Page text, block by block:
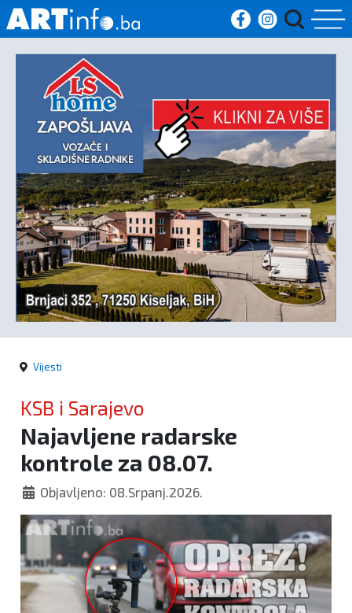
Početna
Vijesti
Sport
Kultura
Crna
kronika
Politika
Vijesti
KSB i Sarajevo
Najavljene radarske
kontrole za 08.07.
Objavljeno: 08.Srpanj.2026.